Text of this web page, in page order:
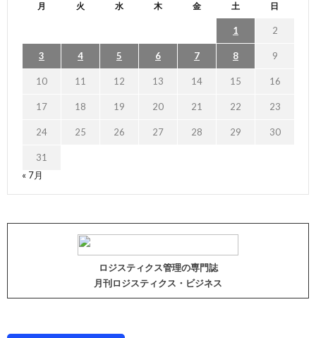
月 火 水 木 金 土 日
1 2
3 4 5 6 7 8 9
10 11 12 13 14 15 16
17 18 19 20 21 22 23
24 25 26 27 28 29 30
31
« 7月
ロジスティクス管理の専門誌
月刊ロジスティクス・ビジネス